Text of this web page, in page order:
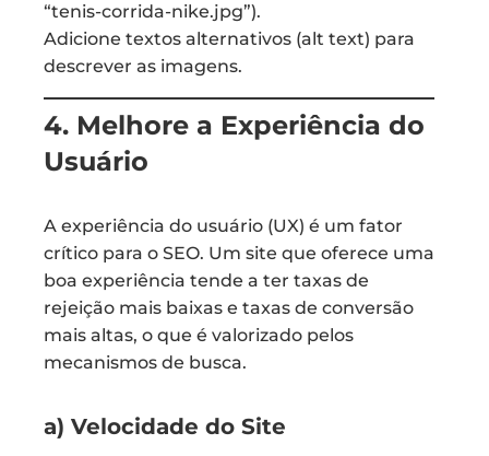
“tenis-corrida-nike.jpg”).
Adicione textos alternativos (alt text) para
descrever as imagens.
4. Melhore a Experiência do
Usuário
A experiência do usuário (UX) é um fator
crítico para o SEO. Um site que oferece uma
boa experiência tende a ter taxas de
rejeição mais baixas e taxas de conversão
mais altas, o que é valorizado pelos
mecanismos de busca.
a) Velocidade do Site